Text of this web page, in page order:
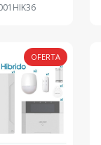
OFERTA